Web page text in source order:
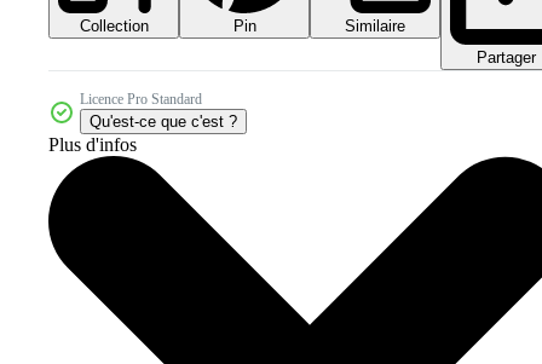
Collection Pin
Similaire
Partager
Licence Pro Standard
Qu'est-ce que c'est ?
Plus d'infos